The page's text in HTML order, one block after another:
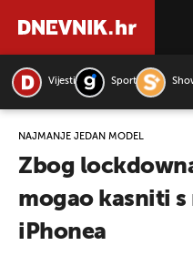
Vijesti Sport
NAJMANJE JEDAN MODEL
Zbog
mogao kasniti
iPhonea
PRETRAŽITE VIJESTI